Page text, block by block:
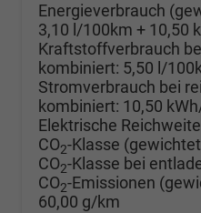
Energieverbrauch
3,10 l/100km + 10,50
Kraftstoffverbrauch
kombiniert: 5,50 l/
Stromverbrauch bei
kombiniert: 10,50
Elektrische Reichweite
CO2-Klasse
CO2-Klasse bei
CO2-Emissionen
60,00 g/km